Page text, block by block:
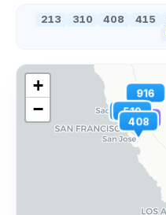
213 310 408 415
408
415
510
916
669
+
−